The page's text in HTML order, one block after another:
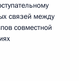
связей между
совместной